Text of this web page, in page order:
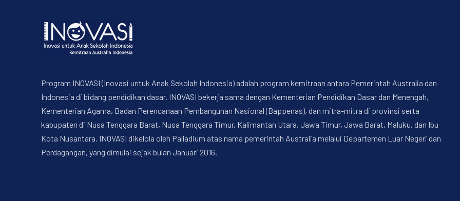
Program INOVASI (Inovasi untuk Anak Sekolah Indonesia) adalah program kemitraan antara Pemerintah Australia dan
Indonesia di bidang pendidikan dasar. INOVASI bekerja sama dengan Kementerian Pendidikan Dasar dan Menengah,
Kementerian Agama, Badan Perencanaan Pembangunan Nasional (Bappenas), dan mitra-mitra di provinsi serta
kabupaten di Nusa Tenggara Barat, Nusa Tenggara Timur, Kalimantan Utara, Jawa Timur, Jawa Barat, Maluku, dan Ibu
Kota Nusantara. INOVASI dikelola oleh Palladium atas nama pemerintah Australia melalui Departemen Luar Negeri dan
Perdagangan, yang dimulai sejak bulan Januari 2016.